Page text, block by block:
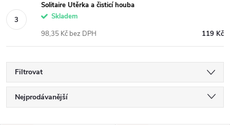
Solitaire Utěrka a čisticí houba
Skladem
119 Kč
98,35 Kč bez DPH
Filtrovat
Ř
Nejprodávanější